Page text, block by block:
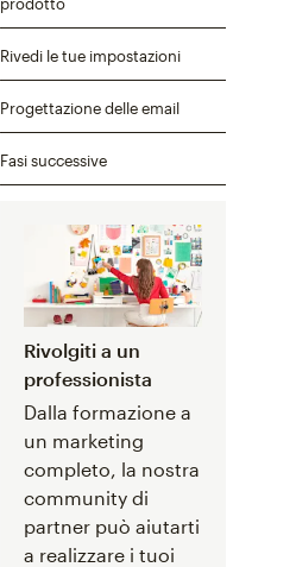
Rivedi le tue impostazioni
Progettazione delle email
Fasi successive
Rivolgiti a un
professionista
Dalla formazione a
un marketing
completo, la nostra
community di
partner può aiutarti
a realizzare i tuoi